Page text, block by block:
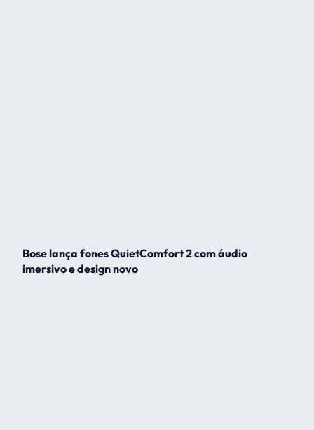
Bose lança fones QuietComfort 2 com áudio
imersivo e design novo